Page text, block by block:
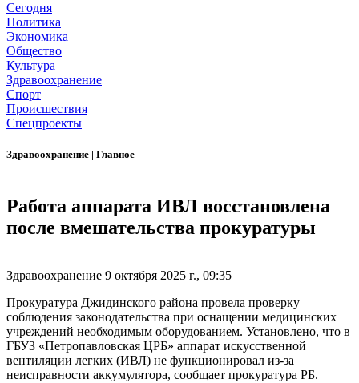
Сегодня
Политика
Экономика
Общество
Культура
Здравоохранение
Спорт
Происшествия
Спецпроекты
Здравоохранение | Главное
Работа аппарата ИВЛ восстановлена
после вмешательства прокуратуры
Здравоохранение 9 октября 2025 г., 09:35
Прокуратура Джидинского района провела проверку
соблюдения законодательства при оснащении медицинских
учреждений необходимым оборудованием. Установлено, что в
ГБУЗ «Петропавловская ЦРБ» аппарат искусственной
вентиляции легких (ИВЛ) не функционировал из-за
неисправности аккумулятора, сообщает прокуратура РБ.